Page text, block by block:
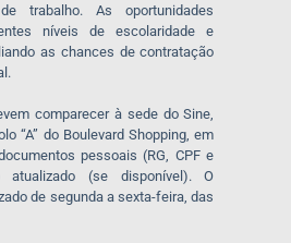
trabalho. As oportunidades
níveis de escolaridade e
as chances de contratação
comparecer à sede do Sine,
“A” do Boulevard Shopping, em
pessoais (RG, CPF e
atualizado (se disponível). O
de segunda a sexta-feira, das